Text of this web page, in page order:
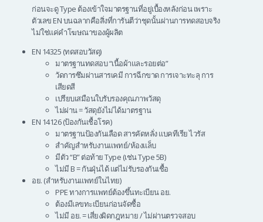
ก่อนจะดู Type ต้องเข้าใจมาตรฐานที่อยู่เบื้องหลังก่อน เพราะ
ตัวเลข EN บนฉลากคือสิ่งที่การันตีว่าชุดนั้นผ่านการทดสอบจริง
ไม่ใช่แค่คำโฆษณาของผู้ผลิต
EN 14325 (ทดสอบวัสดุ)
มาตรฐานทดสอบ “เนื้อผ้าและรอยต่อ”
วัดการซึมผ่านสารเคมี การฉีกขาด การเจาะทะลุ การ
เสียดสี
เปรียบเสมือนใบรับรองคุณภาพวัสดุ
ไม่ผ่าน = วัสดุยังไม่ได้มาตรฐาน
EN 14126 (ป้องกันเชื้อโรค)
มาตรฐานป้องกันเลือด สารคัดหลั่ง แบคทีเรีย ไวรัส
สำคัญสำหรับงานแพทย์/ห้องแล็บ
มีตัว “B” ต่อท้าย Type (เช่น Type 5B)
ไม่มี B = กันฝุ่นได้ แต่ไม่รับรองกันเชื้อ
อย. (สำหรับงานแพทย์ในไทย)
PPE ทางการแพทย์ต้องขึ้นทะเบียน อย.
ต้องมีเลขทะเบียนก่อนจัดซื้อ
ไม่มี อย. = เสี่ยงผิดกฎหมาย / ไม่ผ่านตรวจสอบ